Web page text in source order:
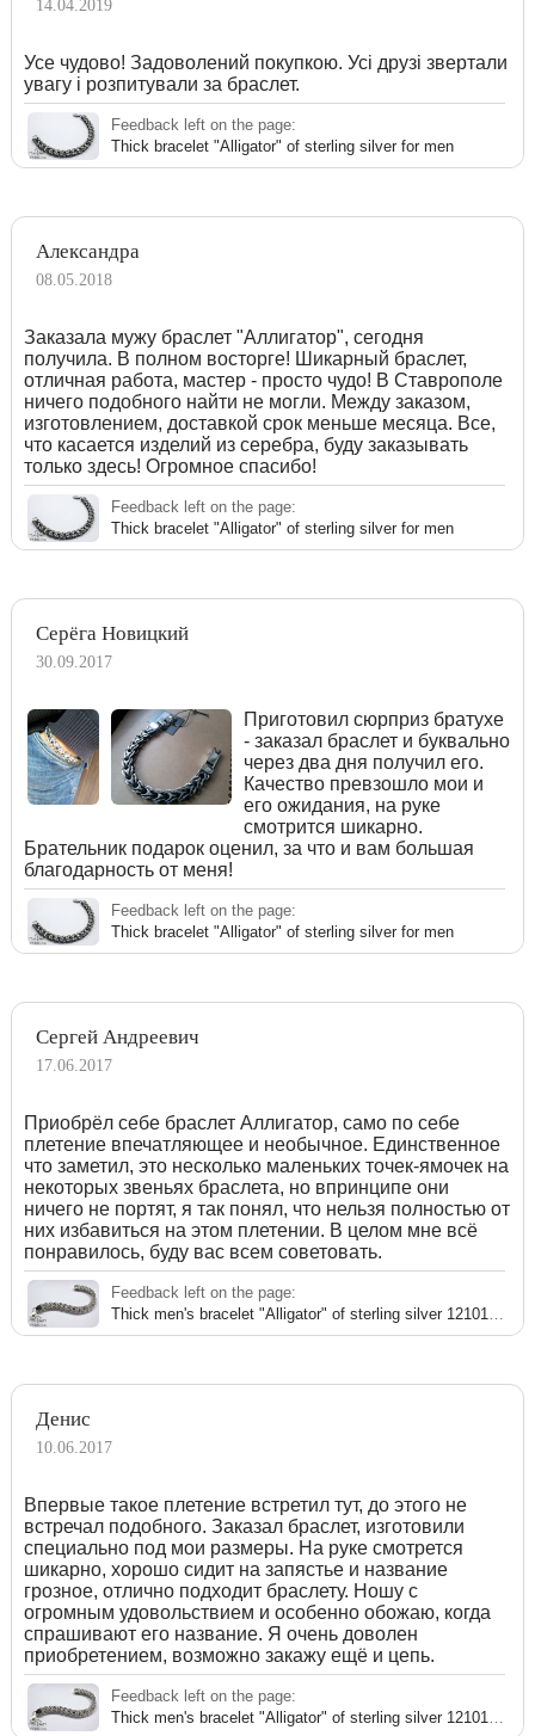
14.04.2019
Усе чудово! Задоволений покупкою. Усі друзі звертали
увагу і розпитували за браслет.
Feedback left on the page:
Thick bracelet "Alligator" of sterling silver for men
Александра
08.05.2018
Заказала мужу браслет "Аллигатор", сегодня
получила. В полном восторге! Шикарный браслет,
отличная работа, мастер - просто чудо! В Ставрополе
ничего подобного найти не могли. Между заказом,
изготовлением, доставкой срок меньше месяца. Все,
что касается изделий из серебра, буду заказывать
только здесь! Огромное спасибо!
Feedback left on the page:
Thick bracelet "Alligator" of sterling silver for men
Серёга Новицкий
30.09.2017
Приготовил сюрприз братухе
- заказал браслет и буквально
через два дня получил его.
Качество превзошло мои и
его ожидания, на руке
смотрится шикарно.
Брательник подарок оценил, за что и вам большая
благодарность от меня!
Feedback left on the page:
Thick bracelet "Alligator" of sterling silver for men
Сергей Андреевич
17.06.2017
Приобрёл себе браслет Аллигатор, само по себе
плетение впечатляющее и необычное. Единственное
что заметил, это несколько маленьких точек-ямочек на
некоторых звеньях браслета, но впринципе они
ничего не портят, я так понял, что нельзя полностью от
них избавиться на этом плетении. В целом мне всё
понравилось, буду вас всем советовать.
Feedback left on the page:
Денис
10.06.2017
Впервые такое плетение встретил тут, до этого не
встречал подобного. Заказал браслет, изготовили
специально под мои размеры. На руке смотрется
шикарно, хорошо сидит на запястье и название
грозное, отлично подходит браслету. Ношу с
огромным удовольствием и особенно обожаю, когда
спрашивают его название. Я очень доволен
приобретением, возможно закажу ещё и цепь.
Feedback left on the page: